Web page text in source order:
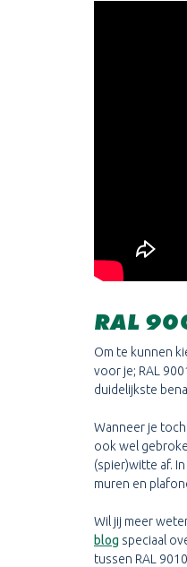
RAL
Om te kunnen
voor je; RAL
duidelijkste
Wanneer je
ook wel
(spier)witte af.
muren en
Wil jij meer
blog speciaal
tussen RAL